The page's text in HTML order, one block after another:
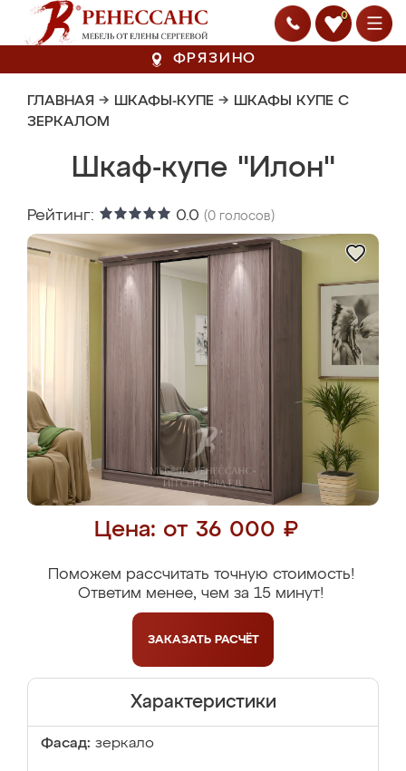
0
ФРЯЗИНО
ГЛАВНАЯ → ШКАФЫ-КУПЕ → ШКАФЫ КУПЕ С
ЗЕРКАЛОМ
Шкаф-купе "Илон"
Рейтинг: 0.0 (0 голосов)
Цена: от 36 000 ₽
Поможем рассчитать точную стоимость!
Ответим менее, чем за 15 минут!
ЗАКАЗАТЬ РАСЧЁТ
Характеристики
Фасад: зеркало